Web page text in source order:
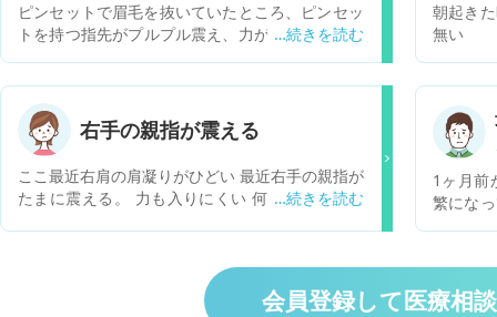
ピンセットで眉毛を抜いていたところ、ピンセッ
トを持つ指先がプルプル震え、力が入らなくなる
に軽い違和感を感じています。 日々の生活でそこ
までストレスも感じている訳でもなく突然の出来
事で不安になりました。 何が原因か、診察を受け
るのであれば何科を受診すれば良いのか教えてい
ただきたいです。
朝起き
無い
右手の親指が震える
ここ最近右肩の肩凝りがひどい 最近右手の親指が
たまに震える。 力も入りにくい 何かの病気です
1ヶ月前
繁にな
会員登録して医療相